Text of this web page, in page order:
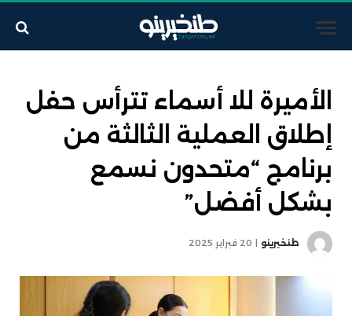
الأميرة للا أسماء تترأس حفل
إطلاق العملية الثالثة من
برنامج “متحدون نسمع
بشكل أفضل”
طنخيرينو 20 فبراير 2025